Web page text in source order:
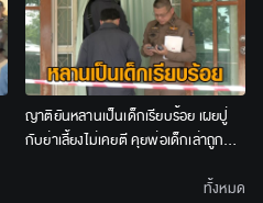
ญาติยันหลานเป็นเด็กเรียบร้อย เผยปู่
กับย่าเลี้ยงไม่เคยตี คุยพ่อเด็กเล่าถูกบูล
ทั้งหมด